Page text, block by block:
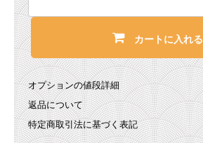
カートに入れる
オプションの値段詳細
返品について
特定商取引法に基づく表記